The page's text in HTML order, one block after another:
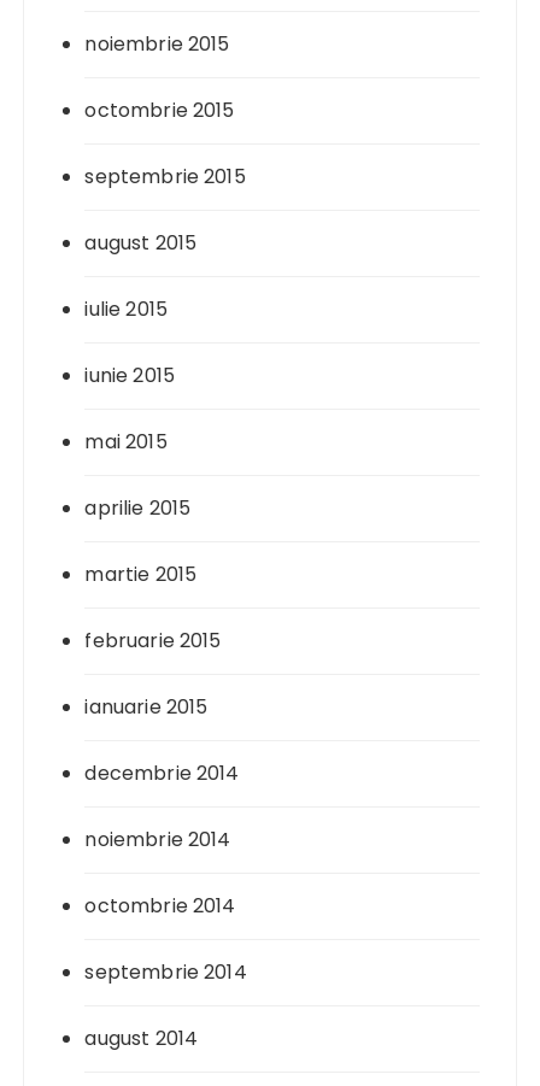
noiembrie 2015
octombrie 2015
septembrie 2015
august 2015
iulie 2015
iunie 2015
mai 2015
aprilie 2015
martie 2015
februarie 2015
ianuarie 2015
decembrie 2014
noiembrie 2014
octombrie 2014
septembrie 2014
august 2014